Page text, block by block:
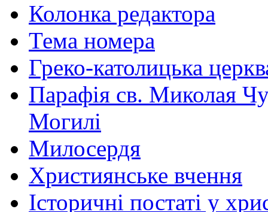
Колонка редактора
Тема номера
Греко-католицька
Парафія св. Миколая
Могилі
Милосердя
Християнське вчення
Історичні постаті у